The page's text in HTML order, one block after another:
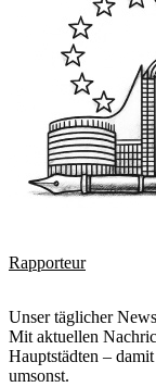
Rapporteur
Unser täglicher
Mit aktuellen
Hauptstädten –
umsonst.